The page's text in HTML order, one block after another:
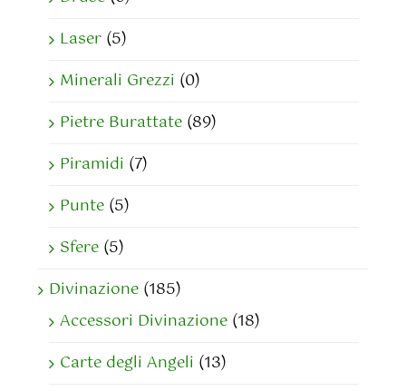
Laser (5)
Minerali Grezzi (0)
Pietre Burattate (89)
Piramidi (7)
Punte (5)
Sfere (5)
Divinazione (185)
Accessori Divinazione (18)
Carte degli Angeli (13)